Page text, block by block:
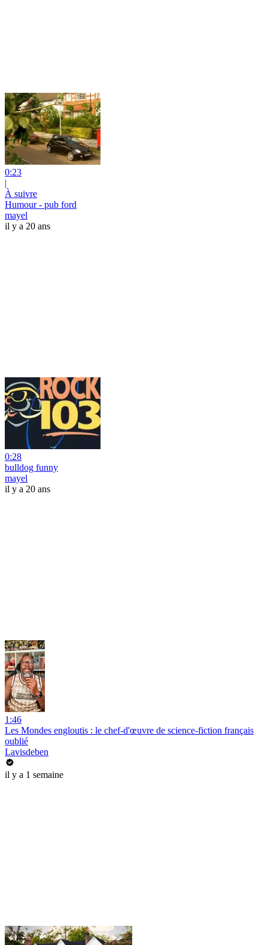
0:23
|
À suivre
Humour - pub ford
mayel
il y a 20 ans
0:28
bulldog funny
mayel
il y a 20 ans
1:46
Les Mondes engloutis : le chef-d'œuvre de science-fiction français
oublié
Lavisdeben
il y a 1 semaine